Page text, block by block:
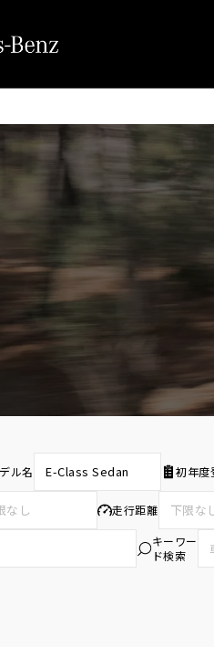
ル名 初年度
走行距離
キーワー
ド検索